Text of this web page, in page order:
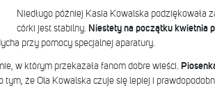
Niedługo później Kasia Kowalska podziękowała
córki jest stabilny. Niestety na początku kwietnia
przy pomocy specjalnej aparatury.
w którym przekazała fanom dobre wieści.
że Ola Kowalska czuje się lepiej i